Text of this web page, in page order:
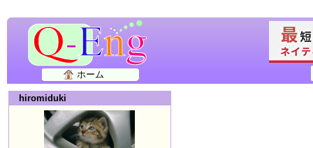
ホーム
hiromiduki